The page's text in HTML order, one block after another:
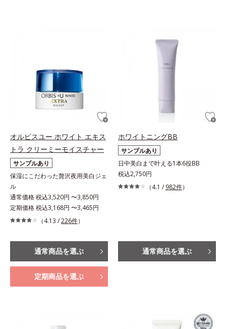
オルビスユー ホワイト エキス
トラ クリーミーモイスチャー
サンプルあり
保湿にこだわった贅沢夜用美白ジェ
ル
通常価格 税込3,520円 〜3,850円
定期価格 税込3,168円 〜3,465円
（4.13 /226件）
通常商品を選ぶ
定期商品を選ぶ
ホワイトニングBB
サンプルあり
日中美白まで叶える1本6役BB
税込2,750円
（4.1 / 982件）
通常商品を選ぶ